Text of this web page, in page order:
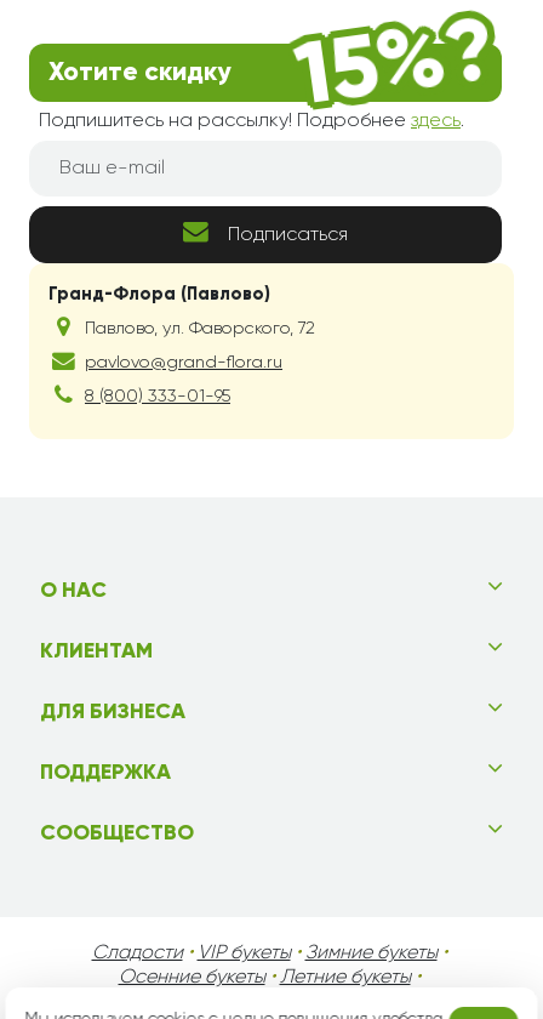
Гранд-Флора (Павлово)
Павлово, ул. Фаворского, 72
pavlovo@grand-flora.ru
8 (800) 333-01-95
Хотите скидку
Подпишитесь на рассылку! Подробнее здесь.
Подписаться
О НАС
КЛИЕНТАМ
ДЛЯ БИЗНЕСА
ПОДДЕРЖКА
СООБЩЕСТВО
Сладости• VIP букеты• Зимние букеты•
Осенние букеты•Летние букеты•